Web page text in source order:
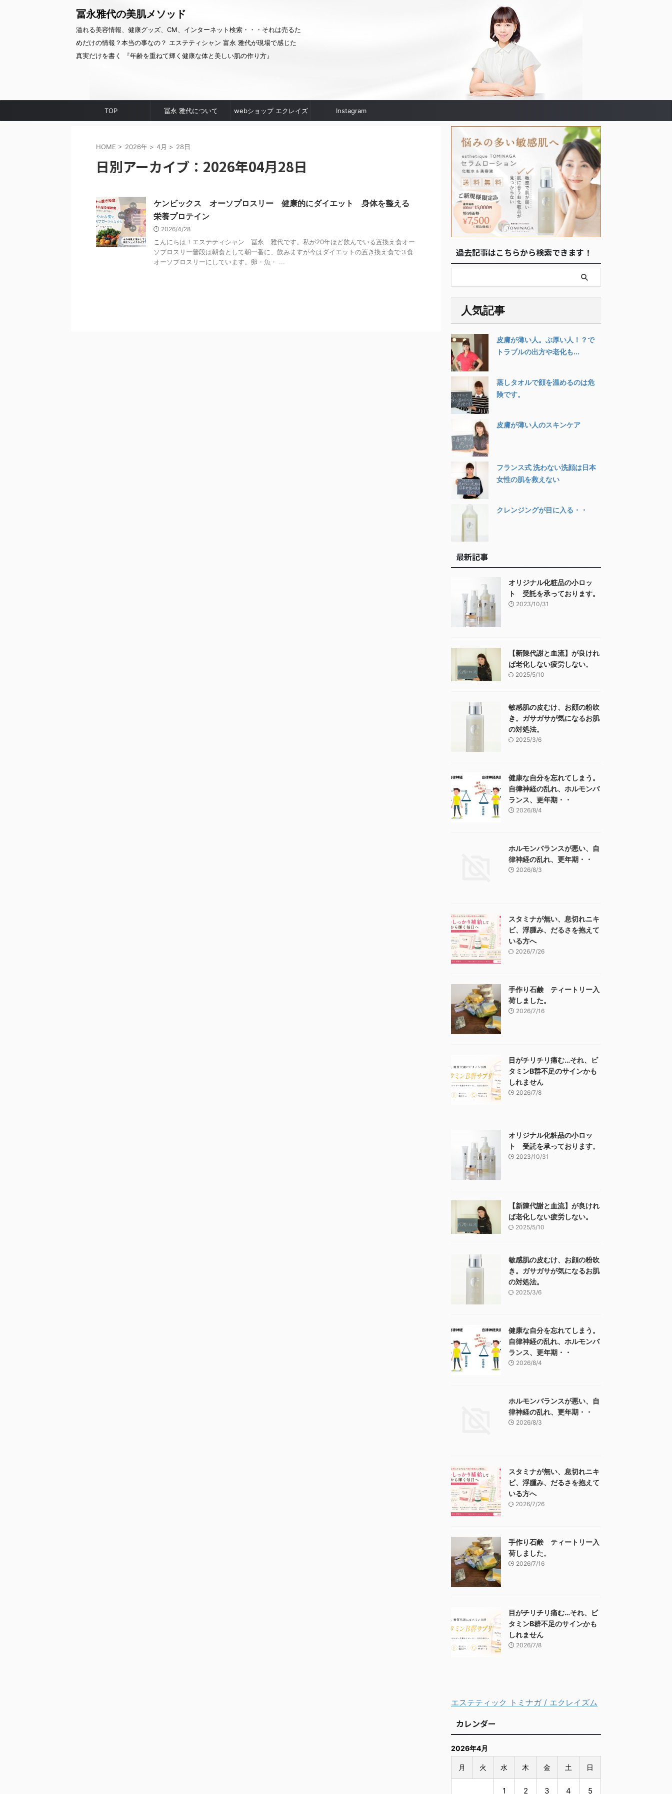
冨永雅代の美肌メソッド
溢れる美容情報、健康グッズ、CM、インターネット検索・・・それは売るた
めだけの情報？本当の事なの？ エステティシャン 富永 雅代が現場で感じた
真実だけを書く 『年齢を重ねて輝く健康な体と美しい肌の作り方』
TOP 冨永 雅代について webショップ エクレイズ Instagram
HOME > 2026年 > 4月 > 28日
日別アーカイブ：2026年04月28日
ケンビックス オーソプロスリー 健康的にダイエット 身体を整える
栄養プロテイン
2026/4/28
こんにちは！エステティシャン 冨永 雅代です。私が20年ほど飲んでいる置換え食オー
ソプロスリー普段は朝食として朝一番に、飲みますが今はダイエットの置き換え食で３食
オーソプロスリーにしています。卵・魚・ ...
過去記事はこちらから検索できます！
人気記事
皮膚が薄い人。ぶ厚い人！？で
トラブルの出方や老化も...
蒸しタオルで顔を温めるのは危
険です。
皮膚が薄い人のスキンケア
フランス式 洗わない洗顔は日本
女性の肌を救えない
クレンジングが目に入る・・
最新記事
オリジナル化粧品の小ロッ
ト 受託を承っております。
2023/10/31
【新陳代謝と血流】が良けれ
ば老化しない疲労しない。
2025/5/10
敏感肌の皮むけ、お顔の粉吹
き。ガサガサが気になるお肌
の対処法。
2025/3/6
健康な自分を忘れてしまう。
自律神経の乱れ、ホルモンバ
ランス、更年期・・
2026/8/4
ホルモンバランスが悪い、自
律神経の乱れ、更年期・・
2026/8/3
スタミナが無い、息切れニキ
ビ、浮腫み、だるさを抱えて
いる方へ
2026/7/26
手作り石鹸 ティートリー入
荷しました。
2026/7/16
目がチリチリ痛む…それ、ビ
タミンB群不足のサインかも
しれません
2026/7/8
オリジナル化粧品の小ロッ
ト 受託を承っております。
2023/10/31
【新陳代謝と血流】が良けれ
ば老化しない疲労しない。
2025/5/10
敏感肌の皮むけ、お顔の粉吹
き。ガサガサが気になるお肌
の対処法。
2025/3/6
健康な自分を忘れてしまう。
自律神経の乱れ、ホルモンバ
ランス、更年期・・
2026/8/4
ホルモンバランスが悪い、自
律神経の乱れ、更年期・・
2026/8/3
スタミナが無い、息切れニキ
ビ、浮腫み、だるさを抱えて
いる方へ
2026/7/26
手作り石鹸 ティートリー入
荷しました。
2026/7/16
目がチリチリ痛む…それ、ビ
タミンB群不足のサインかも
しれません
2026/7/8
エステティック トミナガ / エクレイズム
カレンダー
2026年4月
月 火 水 木 金 土 日
1 2 3 4 5